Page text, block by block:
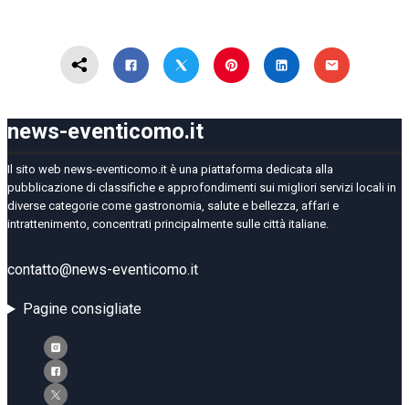
news-eventicomo.it
Il sito web news-eventicomo.it è una piattaforma dedicata alla
pubblicazione di classifiche e approfondimenti sui migliori servizi locali in
diverse categorie come gastronomia, salute e bellezza, affari e
intrattenimento, concentrati principalmente sulle città italiane.
contatto@news-eventicomo.it
Pagine consigliate